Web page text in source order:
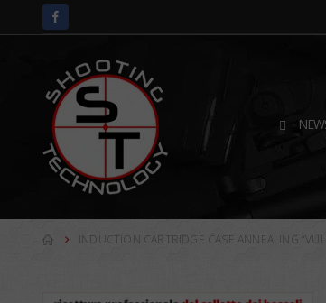
INDUCTION CARTRIDGE CASE ANNEALING